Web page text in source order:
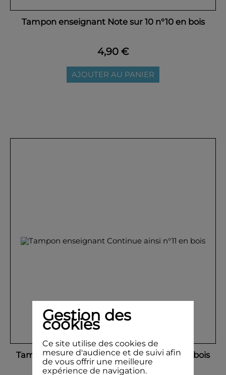
Tampon enseignant Note sur 10 n°10 en bois
4,90 €
AJOUTER AU PANIER
Tampon enseignant Continue ainsi n°11 en bois
Gestion des
cookies
Ce site utilise des cookies de
mesure d'audience et de suivi afin
de vous offrir une meilleure
expérience de navigation.